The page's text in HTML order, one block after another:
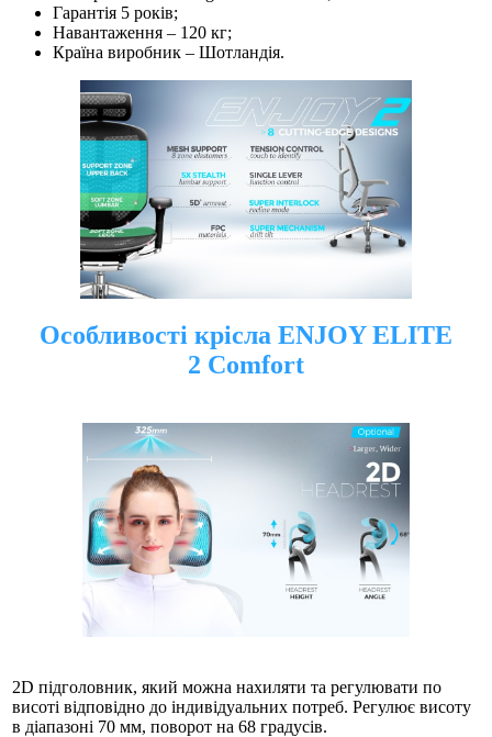
Гарантія 5 років;
Навантаження – 120 кг;
Країна виробник – Шотландія.
Особливості крісла ENJOY ELITE
2 Comfort
2D підголовник, який можна нахиляти та регулювати по
висоті відповідно до індивідуальних потреб. Регулює висоту
в діапазоні 70 мм, поворот на 68 градусів.